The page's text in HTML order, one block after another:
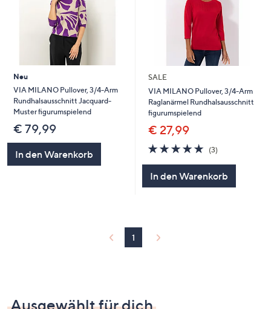
diese
anzuzeigen.
Neu
VIA MILANO Pullover, 3/4-Arm
Rundhalsausschnitt Jacquard-
Muster figurumspielend
€ 79,99
In den Warenkorb
SALE
VIA MILANO Pullover, 3/4-Arm
Raglanärmel Rundhalsausschnitt
figurumspielend
€ 27,99
4.7
von
(3)3
In den Warenkorb
1
Ausgewählt für dich